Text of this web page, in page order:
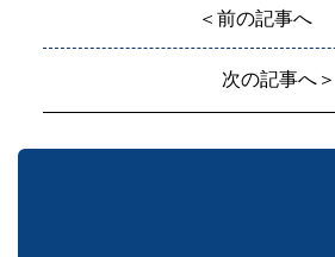
＜前の記事へ
次の記事へ＞